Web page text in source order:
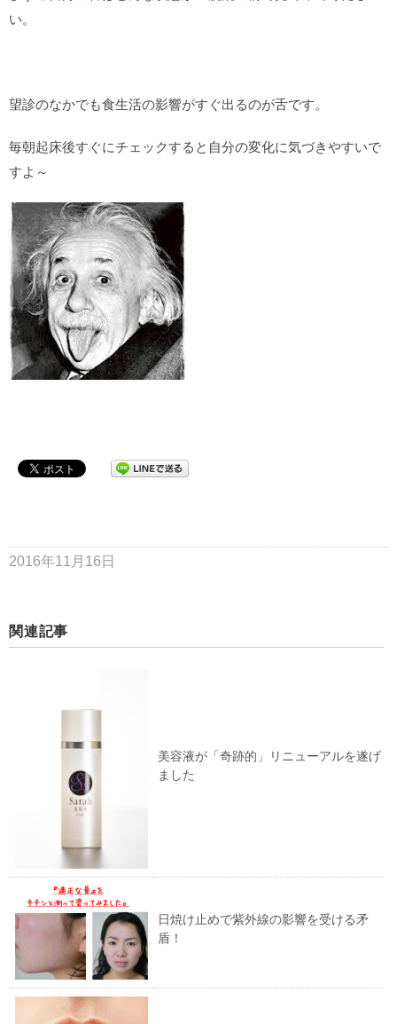
い。
望診のなかでも食生活の影響がすぐ出るのが舌です。
毎朝起床後すぐにチェックすると自分の変化に気づきやすいで
すよ～
2016年11月16日
関連記事
美容液が「奇跡的」リニューアルを遂げ
ました
日焼け止めで紫外線の影響を受ける矛
盾！